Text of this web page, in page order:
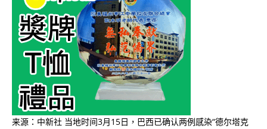
来源：中新社 当地时间3月15日，巴西已确认两例感染“德尔塔克